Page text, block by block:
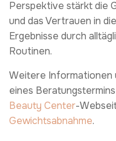
Perspektive stärkt die
und das Vertrauen in
Ergebnisse durch
Routinen.
Weitere Informationen
eines
Beauty Center-
Gewichtsabnahme.